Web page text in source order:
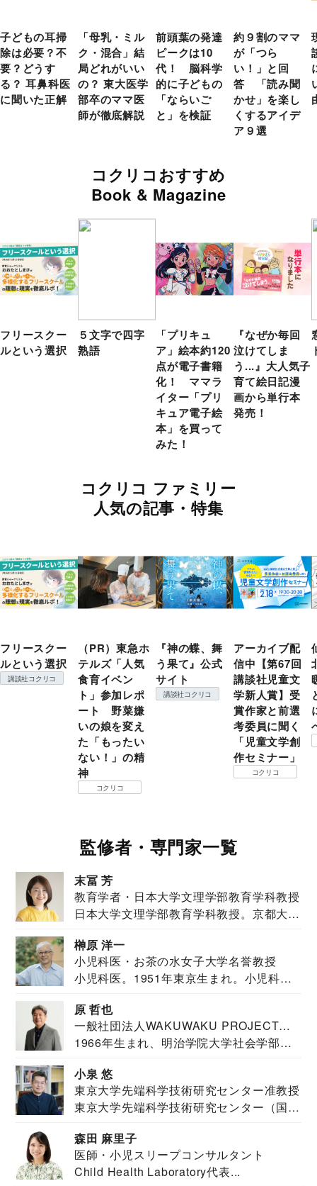
子どもの耳掃
除は必要？不
要？どうす
る？ 耳鼻科医
に聞いた正解
「母乳・ミル
ク・混合」結
局どれがいい
の？ 東大医学
部卒のママ医
師が徹底解説
前頭葉の発達
ピークは10
代！ 脳科学
的に子どもの
「ならいご
と」を検証
約９割のママ
が「つら
い！」と回
答 「読み聞
かせ」を楽し
くするアイデ
ア９選
コクリコおすすめ
Book & Magazine
フリースクー
ルという選択
５文字で四字
熟語
「プリキュ
ア」絵本約120
点が電子書籍
化！ ママラ
イター「プリ
キュア電子絵
本」を買って
みた！
『なぜか毎回
泣けてしま
う...』大人気子
育て絵日記漫
画から単行本
発売！
コクリコ ファミリー
人気の記事・特集
フリースクー
ルという選択
講談社コクリコ
（PR）東急ホ
テルズ「人気
食育イベン
ト」参加レポ
ート 野菜嫌
いの娘を変え
た「もったい
ない！」の精
神
コクリコ
『神の蝶、舞
う果て』公式
サイト
講談社コクリコ
アーカイブ配
信中【第67回
講談社児童文
学新人賞】受
賞作家と前選
考委員に聞く
「児童文学創
作セミナー」
コクリコ
監修者・専門家一覧
末冨 芳
教育学者・日本大学文理学部教育学科教授
日本大学文理学部教育学科教授。京都大学
榊原 洋一
小児科医・お茶の水女子大学名誉教授
小児科医。1951年東京生まれ。小児科
原 哲也
一般社団法人WAKUWAKU PROJECT
JAPAN代表・言語聴覚士・社会福祉士
1966年生まれ、明治学院大学社会学部福
小泉 悠
東京大学先端科学技術研究センター准教授
東京大学先端科学技術研究センター（国際
森田 麻里子
医師・小児スリープコンサルタント
Child Health Laboratory代表...